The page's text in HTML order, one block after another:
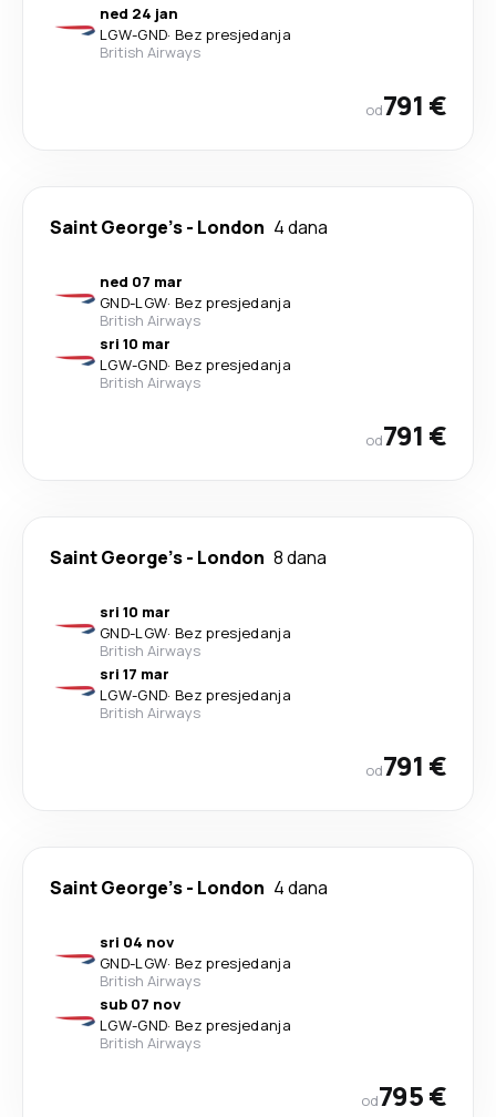
ned 24 jan
LGW-GND· Bez presjedanja
British Airways
od791 €
Saint George's- London 4 dana
ned 07 mar
GND-LGW· Bez presjedanja
British Airways
sri 10 mar
LGW-GND· Bez presjedanja
British Airways
od791 €
Saint George's- London 8 dana
sri 10 mar
GND-LGW· Bez presjedanja
British Airways
sri 17 mar
LGW-GND· Bez presjedanja
British Airways
od791 €
Saint George's- London 4 dana
sri 04 nov
GND-LGW· Bez presjedanja
British Airways
sub 07 nov
LGW-GND· Bez presjedanja
British Airways
od795 €